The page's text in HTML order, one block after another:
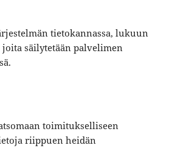
tietokannassa, lukuun
säilytetään palvelimen
toimitukselliseen
riippuen heidän